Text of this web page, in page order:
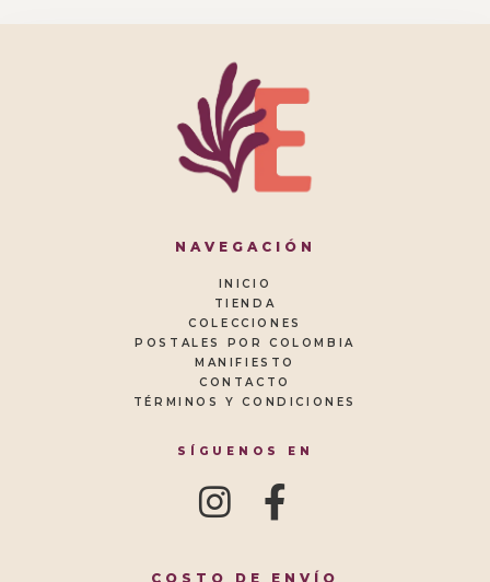
NAVEGACIÓN
INICIO
TIENDA
COLECCIONES
POSTALES POR COLOMBIA
MANIFIESTO
CONTACTO
TÉRMINOS Y CONDICIONES
SÍGUENOS EN
COSTO DE ENVÍO